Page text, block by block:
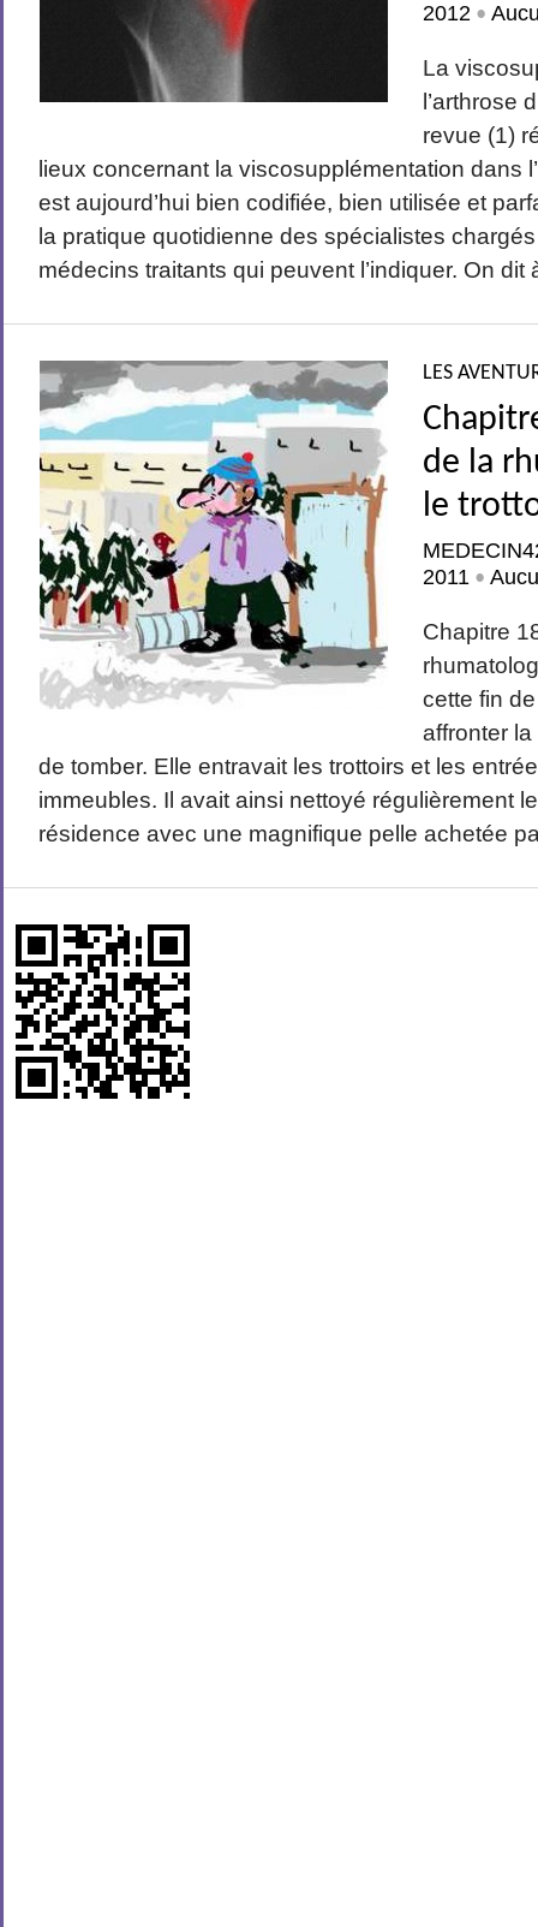
2012 •
La
l’arthrose
revue (1)
lieux concernant la viscosupplémentation dans
est aujourd’hui bien codifiée, bien utilisée et
la pratique quotidienne des spécialistes
médecins traitants qui peuvent l’indiquer. On dit
LES
de la
le
2011 •
Chapitre
cette fin
affronter
de tomber. Elle entravait les trottoirs et les
immeubles. Il avait ainsi nettoyé régulièrement
résidence avec une magnifique pelle achetée